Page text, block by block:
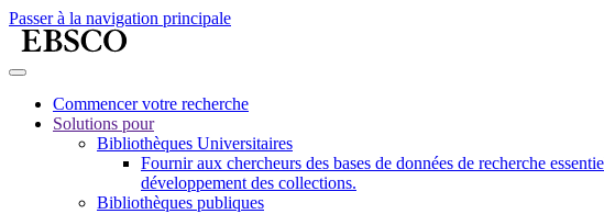
Passer à la navigation principale
Commencer votre recherche
Solutions pour
Bibliothèques Universitaires
Fournir aux chercheurs des bases de données de recherche
développement des collections.
Bibliothèques publiques